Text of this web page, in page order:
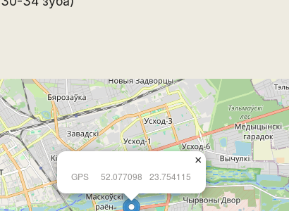
GPS 52.077098 23.754115
×